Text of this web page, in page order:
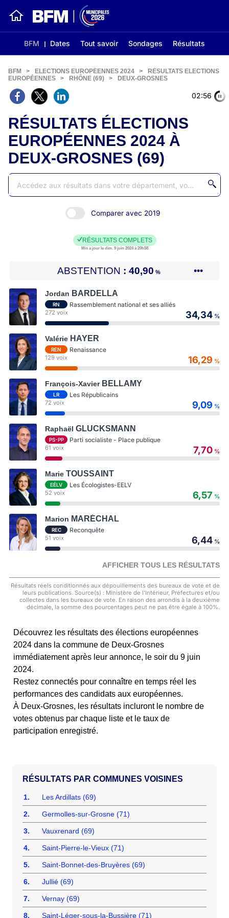
BFM Dates Tout savoir Sondages Résultats
02:56
BFM > ELECTIONS EUROPÉENNES 2024 >
RÉSULTATS ELECTIONS
EUROPÉENNES
> RHÔNE (69) > DEUX-GROSNES
RÉSULTATS ÉLECTIONS
EUROPÉENNES 2024 À
DEUX-GROSNES (69)
Comparer avec 2019
RÉSULTATS COMPLETS
Mis à jour le dim. 9 juin 2024 à 20h58
ABSTENTION 40,90 % •••
Jordan BARDELLA
RN Rassemblement national et ses alliés
272 voix 34,34 %
Valérie HAYER
REN Renaissance
129 voix 16,29 %
François-Xavier BELLAMY
LR Les Républicains
72 voix 9,09 %
Raphaël GLUCKSMANN
PS-PP Parti socialiste - Place publique
61 voix 7,70 %
Marie TOUSSAINT
EÉLV Les Écologistes-EELV
52 voix 6,57 %
Marion MARÉCHAL
REC Reconquête
51 voix 6,44 %
AFFICHER TOUS LES RÉSULTATS
Résultats réels conditionnés aux dépouillements des bureaux de vote et de
leurs publications. Source(s) : Ministère de l'Intérieur, Préfectures et/ou
collectes dans les bureaux de vote. En raison des arrondis à la deuxième
décimale, la somme des pourcentages peut ne pas être égale à 100%.
Découvrez les résultats des élections européennes
2024 dans la commune de Deux-Grosnes
immédiatement après leur annonce, le soir du 9 juin
2024.
Restez connectés pour connaître en temps réel les
performances des candidats aux européennes.
À Deux-Grosnes, les résultats incluront le nombre de
votes obtenus par chaque liste et le taux de
participation enregistré.
COMMUNES VOISINES
1. Les Ardillats (69)
2. Germolles-sur-Grosne (71)
3. Vauxrenard (69)
4. Saint-Pierre-le-Vieux (71)
5. Saint-Bonnet-des-Bruyères (69)
6. Jullié (69)
7. Vernay (69)
8. Saint-Léger-sous-la-Bussière (71)